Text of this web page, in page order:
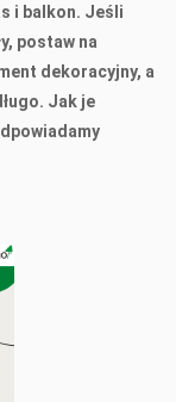
i balkon. Jeśli
postaw na
dekoracyjny, a
Jak je